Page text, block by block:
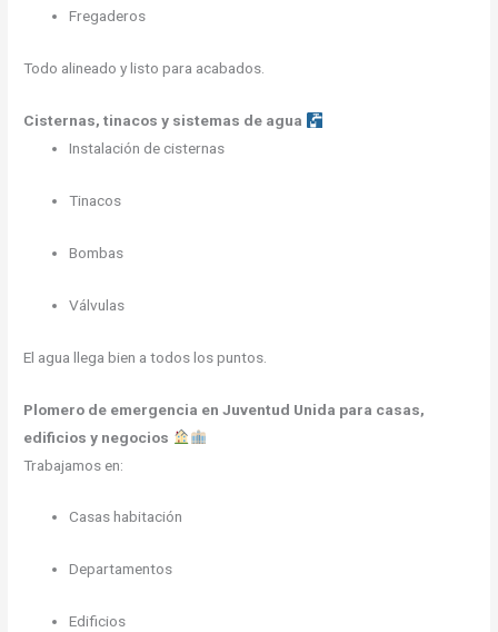
Fregaderos
Todo alineado y listo para acabados.
Cisternas, tinacos y sistemas de agua
Instalación de cisternas
Tinacos
Bombas
Válvulas
El agua llega bien a todos los puntos.
Plomero de emergencia en Juventud Unida para casas,
edificios y negocios
Trabajamos en:
Casas habitación
Departamentos
Edificios